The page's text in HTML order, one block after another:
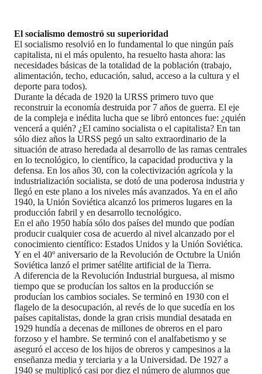
El socialismo demostró su superioridad
El socialismo resolvió en lo fundamental lo que ningún país
capitalista, ni el más opulento, ha resuelto hasta ahora: las
necesidades básicas de la totalidad de la población (trabajo,
alimentación, techo, educación, salud, acceso a la cultura y el
deporte para todos).
Durante la década de 1920 la URSS primero tuvo que
reconstruir la economía destruida por 7 años de guerra. El eje
de la compleja e inédita lucha que se libró entonces fue: ¿quién
vencerá a quién? ¿El camino socialista o el capitalista? En tan
sólo diez años la URSS pegó un salto extraordinario de la
situación de atraso heredada al desarrollo de las ramas centrales
en lo tecnológico, lo científico, la capacidad productiva y la
defensa. En los años 30, con la colectivización agrícola y la
industrialización socialista, se dotó de una poderosa industria y
llegó en este plano a los niveles más avanzados. Ya en el año
1940, la Unión Soviética alcanzó los primeros lugares en la
producción fabril y en desarrollo tecnológico.
En el año 1950 había sólo dos países del mundo que podían
producir cualquier cosa de acuerdo al nivel alcanzado por el
conocimiento científico: Estados Unidos y la Unión Soviética.
Y en el 40º aniversario de la Revolución de Octubre la Unión
Soviética lanzó el primer satélite artificial de la Tierra.
A diferencia de la Revolución Industrial burguesa, al mismo
tiempo que se producían los saltos en la producción se
producían los cambios sociales. Se terminó en 1930 con el
flagelo de la desocupación, al revés de lo que sucedía en los
países capitalistas, donde la gran crisis mundial desatada en
1929 hundía a decenas de millones de obreros en el paro
forzoso y el hambre. Se terminó con el analfabetismo y se
aseguró el acceso de los hijos de obreros y campesinos a la
enseñanza media y terciaria y a la Universidad. De 1927 a
1940 se multiplicó casi por diez el número de alumnos que